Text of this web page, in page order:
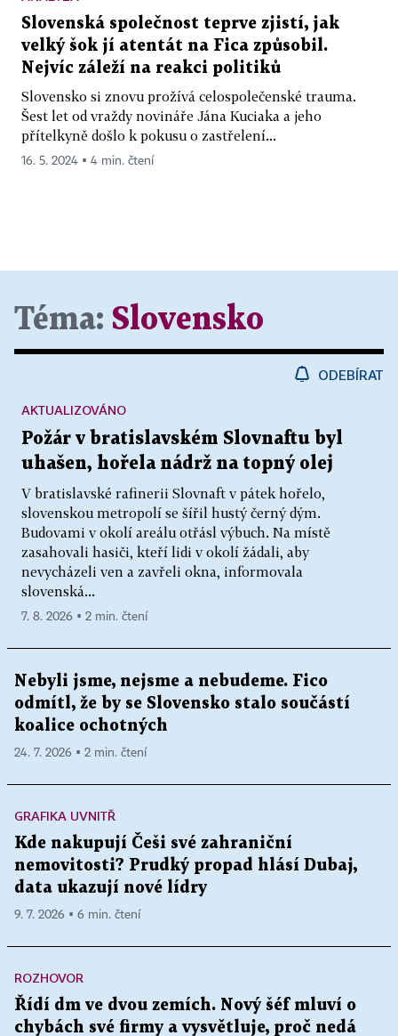
Slovenská společnost teprve zjistí, jak
velký šok jí atentát na Fica způsobil.
Nejvíc záleží na reakci politiků
Slovensko si znovu prožívá celospolečenské trauma.
Šest let od vraždy novináře Jána Kuciaka a jeho
přítelkyně došlo k pokusu o zastřelení...
16. 5. 2024 ▪ 4 min. čtení
Téma: Slovensko
ODEBÍRAT
Požár v bratislavském Slovnaftu byl
uhašen, hořela nádrž na topný olej
V bratislavské rafinerii Slovnaft v pátek hořelo,
slovenskou metropolí se šířil hustý černý dým.
Budovami v okolí areálu otřásl výbuch. Na místě
zasahovali hasiči, kteří lidi v okolí žádali, aby
nevycházeli ven a zavřeli okna, informovala
slovenská...
AKTUALIZOVÁNO
7. 8. 2026 ▪ 2 min. čtení
Nebyli jsme, nejsme a nebudeme. Fico
odmítl, že by se Slovensko stalo součástí
koalice ochotných
24. 7. 2026 ▪ 2 min. čtení
GRAFIKA UVNITŘ
Kde nakupují Češi své zahraniční
nemovitosti? Prudký propad hlásí Dubaj,
data ukazují nové lídry
9. 7. 2026 ▪ 6 min. čtení
ROZHOVOR
Řídí dm ve dvou zemích. Nový šéf mluví o
chybách své firmy a vysvětluje, proč nedá